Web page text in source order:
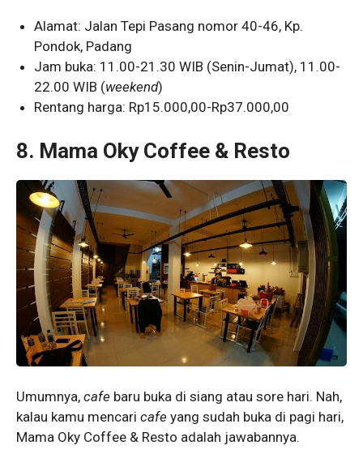
Alamat: Jalan Tepi Pasang nomor 40-46, Kp.
Pondok, Padang
Jam buka: 11.00-21.30 WIB (Senin-Jumat), 11.00-
22.00 WIB (weekend)
Rentang harga: Rp15.000,00-Rp37.000,00
8. Mama Oky Coffee & Resto
Umumnya, cafe baru buka di siang atau sore hari. Nah,
kalau kamu mencari cafe yang sudah buka di pagi hari,
Mama Oky Coffee & Resto adalah jawabannya.